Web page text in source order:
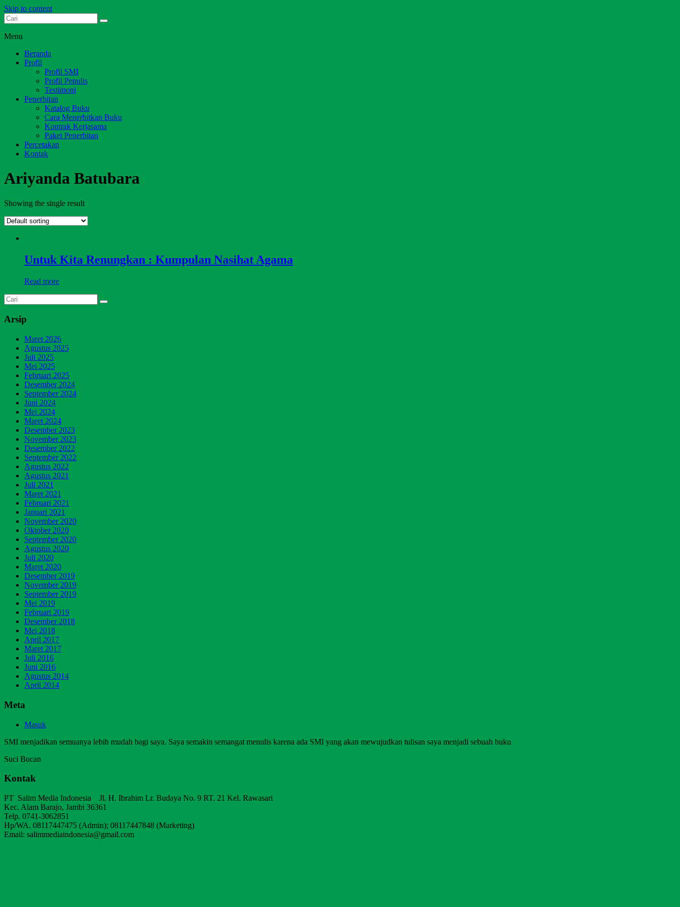
Skip to content
Dari Jambi untuk Indonesia
Menu
Beranda
Profil
Profil SMI
Profil Penulis
Testimoni
Penerbitan
Katalog Buku
Cara Menerbitkan Buku
Kontrak Kerjasama
Paket Penerbitan
Percetakan
Kontak
Ariyanda Batubara
Showing the single result
Untuk Kita Renungkan : Kumpulan Nasihat Agama
Read more
Arsip
Maret 2026
Agustus 2025
Juli 2025
Mei 2025
Februari 2025
Desember 2024
September 2024
Juni 2024
Mei 2024
Maret 2024
Desember 2023
November 2023
Desember 2022
September 2022
Agustus 2022
Agustus 2021
Juli 2021
Maret 2021
Februari 2021
Januari 2021
November 2020
Oktober 2020
September 2020
Agustus 2020
Juli 2020
Maret 2020
Desember 2019
November 2019
September 2019
Mei 2019
Februari 2019
Desember 2018
Mei 2018
April 2017
Maret 2017
Juli 2016
Juni 2016
Agustus 2014
April 2014
Meta
Masuk
SMI menjadikan semuanya lebih mudah bagi saya. Saya semakin semangat menulis karena ada SMI yang akan mewujudkan tulisan saya menjadi sebuah buku
Suci Bucan
Kontak
PT Salim Media Indonesia Jl. H. Ibrahim Lr. Budaya No. 9 RT. 21 Kel. Rawasari
Kec. Alam Barajo, Jambi 36361
Telp. 0741-3062851
Hp/WA. 08117447475 (Admin); 08117447848 (Marketing)
Email: salimmediaindonesia@gmail.com